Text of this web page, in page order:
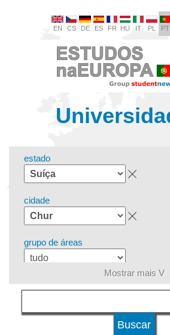
EN CS DE ES FR HU IT PL PT
estado
cidade
grupo de áreas
língua
Mostrar mais V